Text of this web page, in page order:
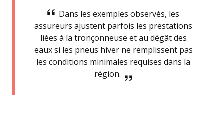
Dans les exemples observés, les
assureurs ajustent parfois les prestations
liées à la tronçonneuse et au dégât des
eaux si les pneus hiver ne remplissent pas
les conditions minimales requises dans la
région.